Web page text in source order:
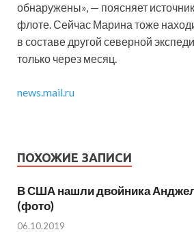
обнаружены», — поясняет
флоте. Сейчас Марина тоже
в составе другой северной
только через месяц.
news.mail.ru
ПОХОЖИЕ ЗАПИСИ
В США нашли двойника
(фото)
06.10.2019